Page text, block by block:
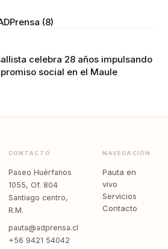
(8)
celebra 28 años impulsando
social en el Maule
CONTACTO
Paseo Huérfanos
1055, Of. 804
Santiago centro,
R.M.
pauta@adprensa.cl
+56 9421 54042
NAVEGACIÓN
Pauta en
vivo
Servicios
Contacto